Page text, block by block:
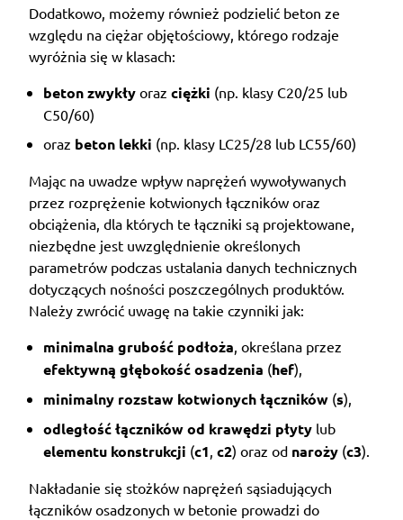
Dodatkowo, możemy również podzielić beton ze
względu na ciężar objętościowy, którego rodzaje
wyróżnia się w klasach:
beton zwykły oraz ciężki (np. klasy C20/25 lub
C50/60)
oraz beton lekki (np. klasy LC25/28 lub LC55/60)
Mając na uwadze wpływ naprężeń wywoływanych
przez rozprężenie kotwionych łączników oraz
obciążenia, dla których te łączniki są projektowane,
niezbędne jest uwzględnienie określonych
parametrów podczas ustalania danych technicznych
dotyczących nośności poszczególnych produktów.
Należy zwrócić uwagę na takie czynniki jak:
minimalna grubość podłoża , określana przez
efektywną głębokość osadzenia (hef),
minimalny rozstaw kotwionych łączników (s),
odległość łączników od krawędzi płyty lub
elementu konstrukcji (c1 c2) oraz od naroży (c3).
Nakładanie się stożków naprężeń sąsiadujących
łączników osadzonych w betonie prowadzi do